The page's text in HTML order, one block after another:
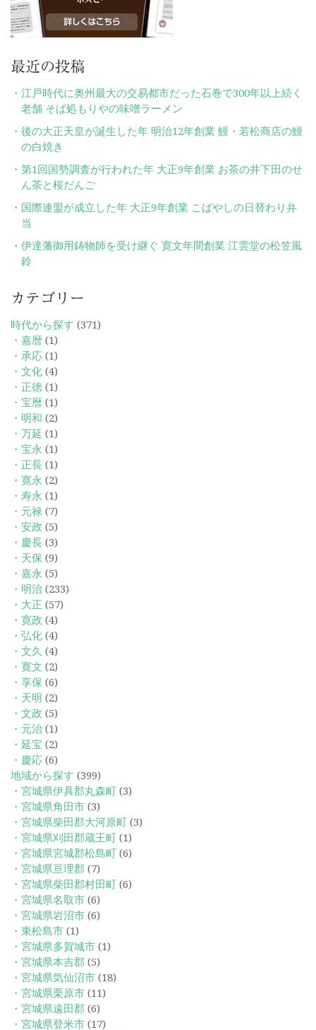
最近の投稿
江戸時代に奥州最大の交易都市だった石巻で300年以上続く
老舗 そば処もりやの味噌ラーメン
後の大正天皇が誕生した年 明治12年創業 鰻・若松商店の鰻
の白焼き
第1回国勢調査が行われた年 大正9年創業 お茶の井下田のせ
ん茶と桜だんご
国際連盟が成立した年 大正9年創業 こばやしの日替わり弁
当
伊達藩御用鋳物師を受け継ぐ 寛文年間創業 江雲堂の松笠風
鈴
カテゴリー
時代から探す (371)
・嘉暦 (1)
・承応 (1)
・文化 (4)
・正徳 (1)
・宝暦 (1)
・明和 (2)
・万延 (1)
・宝永 (1)
・正長 (1)
・寛永 (2)
・寿永 (1)
・元禄 (7)
・安政 (5)
・慶長 (3)
・天保 (9)
・嘉永 (5)
・明治 (233)
・大正 (57)
・寛政 (4)
・弘化 (4)
・文久 (4)
・寛文 (2)
・享保 (6)
・天明 (2)
・文政 (5)
・元治 (1)
・延宝 (2)
・慶応 (6)
地域から探す (399)
・宮城県伊具郡丸森町 (3)
・宮城県角田市 (3)
・宮城県柴田郡大河原町 (3)
・宮城県刈田郡蔵王町 (1)
・宮城県宮城郡松島町 (6)
・宮城県亘理郡 (7)
・宮城県柴田郡村田町 (6)
・宮城県名取市 (6)
・宮城県岩沼市 (6)
・東松島市 (1)
・宮城県多賀城市 (1)
・宮城県本吉郡 (5)
・宮城県気仙沼市 (18)
・宮城県栗原市 (11)
・宮城県遠田郡 (6)
・宮城県登米市 (17)